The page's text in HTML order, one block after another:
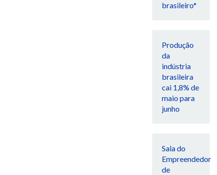
brasileiro*
Produção
da
indústria
brasileira
cai 1,8% de
maio para
junho
Sala do
Empreendedor
de